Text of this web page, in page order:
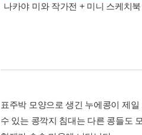
나카야 미와 작가전 + 미니 스케치북
표주박 모양으로 생긴 누에콩이 제
수 있는 콩깍지 침대는 다른 콩들도